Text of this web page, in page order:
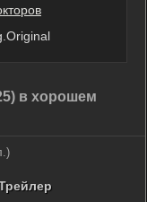
в хорошем